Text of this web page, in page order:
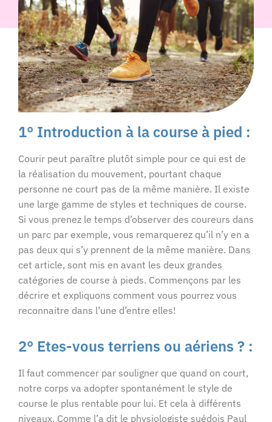
1° Introduction à la course à pied :
Courir peut paraître plutôt simple pour ce qui est de
la réalisation du mouvement, pourtant chaque
personne ne court pas de la même manière. Il existe
une large gamme de styles et techniques de course.
Si vous prenez le temps d’observer des coureurs dans
un parc par exemple, vous remarquerez qu’il n’y en a
pas deux qui s’y prennent de la même manière. Dans
cet article, sont mis en avant les deux grandes
catégories de course à pieds. Commençons par les
décrire et expliquons comment vous pourrez vous
reconnaitre dans l’une d’entre elles!
2° Etes-vous terriens ou aériens ? :
Il faut commencer par souligner que quand on court,
notre corps va adopter spontanément le style de
course le plus rentable pour lui. Et cela à différents
niveaux. Comme l’a dit le physiologiste suédois Paul